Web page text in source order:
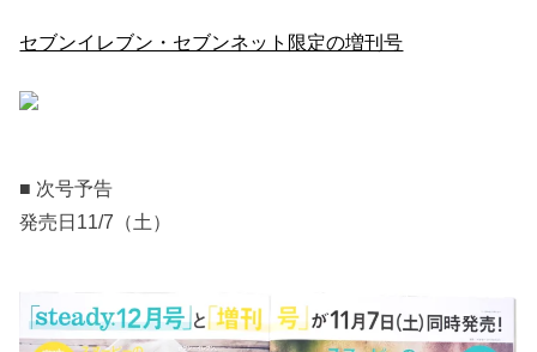
セブンイレブン・セブンネット限定の増刊号
■ 次号予告
発売日11/7（土）